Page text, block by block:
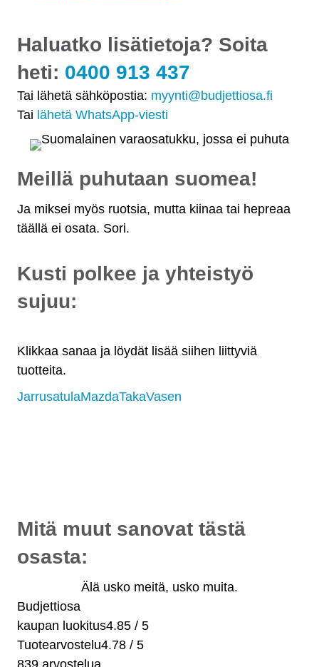
Klikkaa sanaa ja löydät lisää siihen liittyviä
tuotteita.
JarrusatulaMazdaTakaVasen
Mitä muut sanovat tästä
osasta:
Älä usko meitä, usko muita.
Budjettiosa
kaupan luokitus4.85 / 5
Tuotearvostelu4.78 / 5
839 arvostelua
Haluatko lisätietoja? Soita
heti: 0400 913 437
Tai lähetä sähköpostia: myynti@budjettiosa.fi
Tai lähetä WhatsApp-viesti
Meillä puhutaan suomea!
Ja miksei myös ruotsia, mutta kiinaa tai hepreaa
täällä ei osata. Sori.
Kusti polkee ja yhteistyö
sujuu: